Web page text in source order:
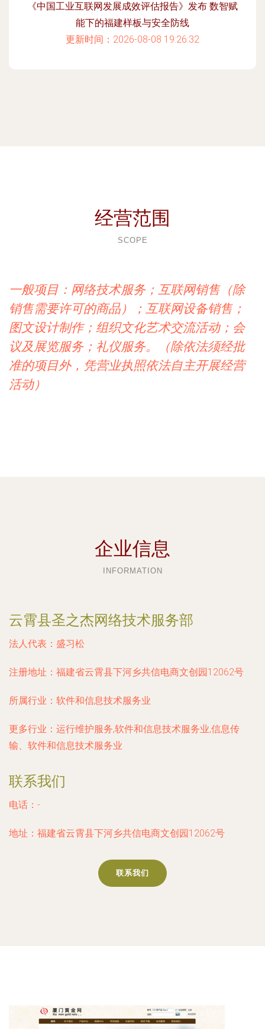
《中国工业互联网发展成效评估报告》发布 数智赋
能下的福建样板与安全防线
更新时间：2026-08-08 19:26:32
经营范围
SCOPE
一般项目：网络技术服务；互联网销售（除
销售需要许可的商品）；互联网设备销售；
图文设计制作；组织文化艺术交流活动；会
议及展览服务；礼仪服务。（除依法须经批
准的项目外，凭营业执照依法自主开展经营
活动）
企业信息
INFORMATION
云霄县圣之杰网络技术服务部
法人代表： 盛习松
注册地址： 福建省云霄县下河乡共信电商文创园12062号
所属行业： 软件和信息技术服务业
更多行业： 运行维护服务,软件和信息技术服务业,信息传
输、软件和信息技术服务业
联系我们
电话：-
地址：福建省云霄县下河乡共信电商文创园12062号
联系我们